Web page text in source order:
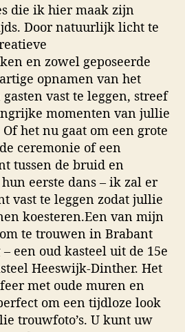
die ik hier maak zijn
Door natuurlijk licht te
en zowel geposeerde
opnamen van het
vast te leggen, streef
momenten van jullie
het nu gaat om een grote
ceremonie of een
tussen de bruid en
eerste dans – ik zal er
vast te leggen zodat jullie
koesteren.Een van mijn
te trouwen in Brabant
een oud kasteel uit de 15e
Heeswijk-Dinther. Het
met oude muren en
om een tijdloze look
trouwfoto’s. U kunt uw